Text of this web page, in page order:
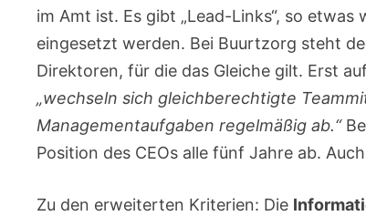
im Amt ist. Es gibt „Lead-Links“, so
eingesetzt werden. Bei Buurtzorg steht
Direktoren, für die das Gleiche gilt. Erst
„wechseln sich gleichberechtigte
Managementaufgaben regelmäßig ab.“
Position des CEOs alle fünf Jahre ab.
Zu den erweiterten Kriterien: Die